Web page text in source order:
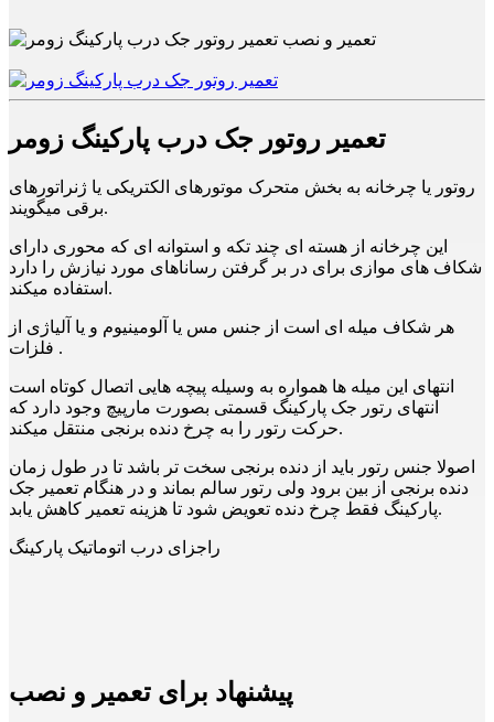
تعمیر روتور جک درب پارکینگ زومر
روتور یا چرخانه به بخش متحرک موتورهای الکتریکی یا ژنراتورهای
برقی میگویند.
این چرخانه از هسته ای چند تکه و استوانه ای که محوری دارای
شکاف های موازی برای در بر گرفتن رساناهای مورد نیازش را دارد
استفاده میکند.
هر شکاف میله ای است از جنس مس یا آلومینیوم و یا آلیاژی از
فلزات .
انتهای این میله ها همواره به وسیله پیچه هایی اتصال کوتاه است
انتهای رتور جک پارکینگ قسمتی بصورت مارپیچ وجود دارد که
حرکت رتور را به چرخ دنده برنجی منتقل میکند.
اصولا جنس رتور باید از دنده برنجی سخت تر باشد تا در طول زمان
دنده برنجی از بین برود ولی رتور سالم بماند و در هنگام تعمیر جک
پارکینگ فقط چرخ دنده تعویض شود تا هزینه تعمیر کاهش یابد.
راجزای درب اتوماتیک پارکینگ
پیشنهاد برای تعمیر و نصب